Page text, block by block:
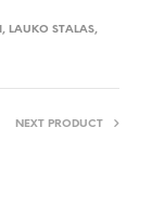
, LAUKO STALAS,
NEXT PRODUCT